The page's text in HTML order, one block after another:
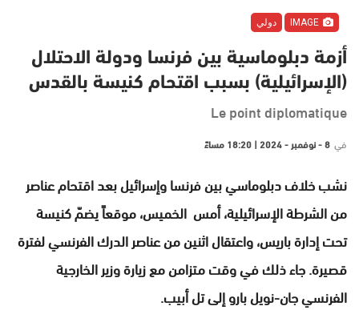
دولي
أزمة دبلوماسية بين فرنسا ودولة الاحتلال
(الإسرائيلية) بسبب اقتحام كنيسة بالقدس
Le point diplomatique
في 8 - نوفمبر - 2024 | 18:20 مساءً
نشب خلاف دبلوماسي بين فرنسا وإسرائيل بعد اقتحام عناصر
من الشرطة الإسرائيلية، أمس الخميس، موقعاً يضمّ كنيسة
تحت إدارة باريس، واعتقال اثنين من عناصر الدرك الفرنسي لفترة
قصيرة. جاء ذلك في وقت متزامن مع زيارة وزير الخارجية
الفرنسي جان-نويل بارو إلى تل أبيب.